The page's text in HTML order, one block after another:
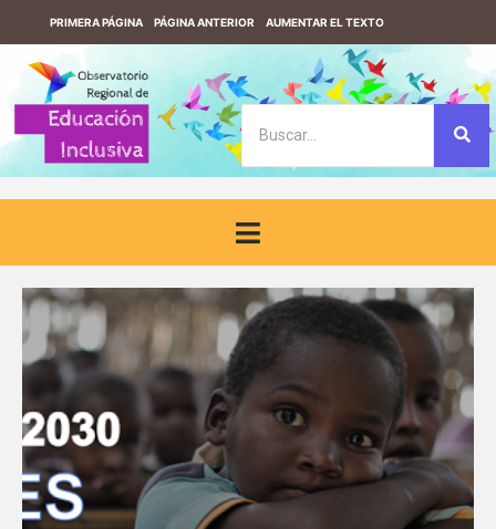
PRIMERA PÁGINA PÁGINA ANTERIOR AUMENTAR EL TEXTO
REDUCIR EL TEXTO VERSIÓN SIN CONTRASTE
DESCARGUE EL LECTOR DE PANTALLA F123